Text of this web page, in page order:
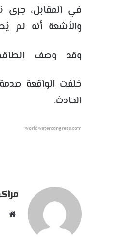
في المقابل،
والأشعة أنه لم
وقد وصف الطاقم
خلفت الواقعة
الحادث.
worldwatercongress.com